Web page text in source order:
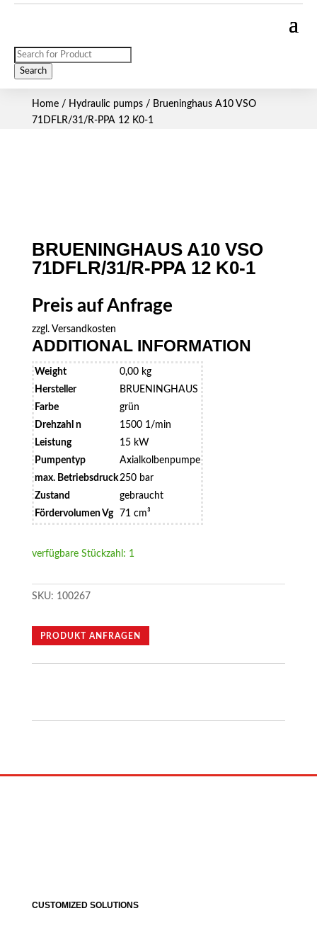
Products
search
Search
Home/ Hydraulic pumps/ Brueninghaus A10 VSO
71DFLR/31/R-PPA 12 K0-1
BRUENINGHAUS A10 VSO
71DFLR/31/R-PPA 12 K0-1
Preis auf Anfrage
zzgl. Versandkosten
ADDITIONAL INFORMATION
Weight
0,00 kg
Hersteller
BRUENINGHAUS
Farbe
grün
Drehzahl n
1500 1/min
Leistung
15 kW
Pumpentyp
Axialkolbenpumpe
max. Betriebsdruck250 bar
Zustand
gebraucht
Fördervolumen Vg
71 cm³
verfügbare Stückzahl: 1
SKU: 100267
PRODUKT ANFRAGEN
CUSTOMIZED SOLUTIONS